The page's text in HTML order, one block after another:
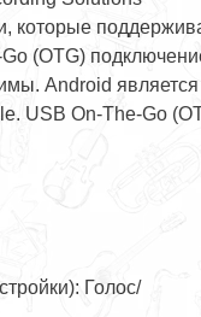
которые
(OTG)
Android является
USB On-The-Go
Голос/